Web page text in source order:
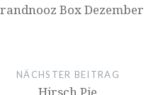
Box Dezember
NÄCHSTER BEITRAG